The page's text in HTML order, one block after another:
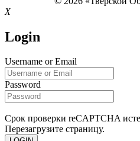
X
Login
Username or Email
Password
Срок проверки reCAPTCHA
Перезагрузите страницу.